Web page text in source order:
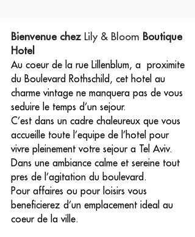
Bienvenue chez Lily & Bloom Boutique
Hotel
Au coeur de la rue Lillenblum, a proximite
du Boulevard Rothschild, cet hotel au
charme vintage ne manquera pas de vous
seduire le temps d’un sejour.
C’est dans un cadre chaleureux que vous
accueille toute l’equipe de l’hotel pour
vivre pleinement votre sejour a Tel Aviv.
Dans une ambiance calme et sereine tout
pres de l’agitation du boulevard.
Pour affaires ou pour loisirs vous
beneficierez d’un emplacement ideal au
coeur de la ville.